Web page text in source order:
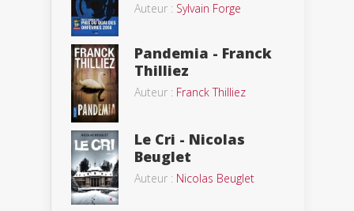
Auteur : Sylvain Forge
Pandemia - Franck
Thilliez
Auteur : Franck Thilliez
Le Cri - Nicolas
Beuglet
Auteur : Nicolas Beuglet